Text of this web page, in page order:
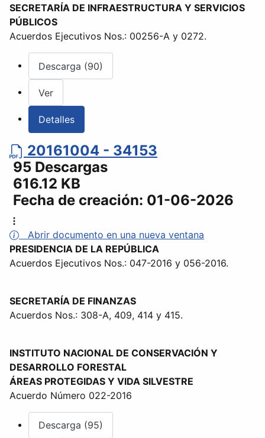
SECRETARÍA DE INFRAESTRUCTURA Y SERVICIOS
PÚBLICOS
Acuerdos Ejecutivos Nos.: 00256-A y 0272.
Descarga (90)
Ver
Detalles
20161004 - 34153
95 Descargas
616.12 KB
Fecha de creación: 01-06-2026
Abrir documento en una nueva ventana
PRESIDENCIA DE LA REPÚBLICA
Acuerdos Ejecutivos Nos.: 047-2016 y 056-2016.
SECRETARÍA DE FINANZAS
Acuerdos Nos.: 308-A, 409, 414 y 415.
INSTITUTO NACIONAL DE CONSERVACIÓN Y
DESARROLLO FORESTAL
ÁREAS PROTEGIDAS Y VIDA SILVESTRE
Acuerdo Número 022-2016
Descarga (95)